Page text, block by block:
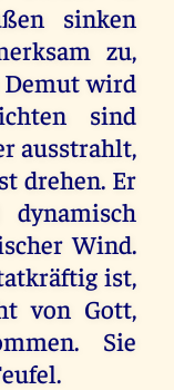
sinken
zu,
Demut wird
sind
ausstrahlt,
drehen. Er
Wind.
ist,
von Gott,
Sie